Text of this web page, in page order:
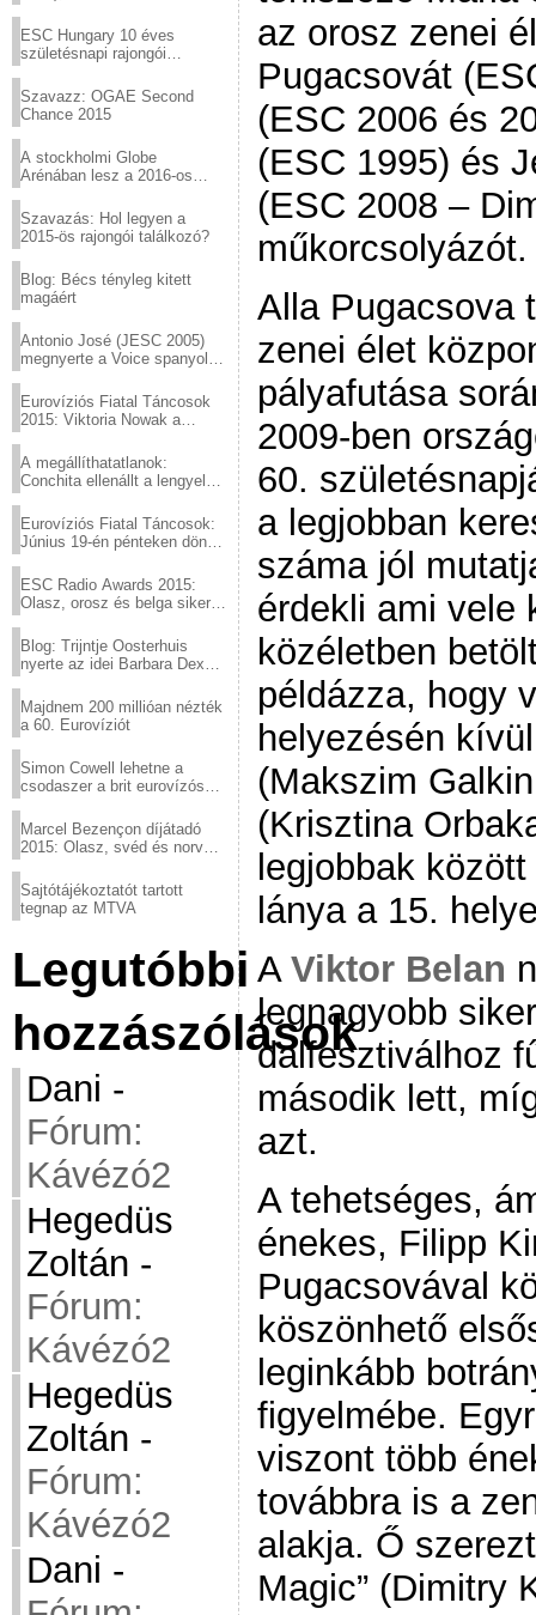
sztárjai a Margitszigeten
ESC Hungary 10 éves
születésnapi rajongói
Szavazz: OGAE Second
Chance 2015
A stockholmi Globe
Arénában lesz a 2016-os
Szavazás: Hol legyen a
2015-ös rajongói találkozó?
Blog: Bécs tényleg kitett
magáért
Antonio José (JESC 2005)
megnyerte a Voice spanyol
Eurovíziós Fiatal Táncosok
2015: Viktoria Nowak a
A megállíthatatlanok:
Conchita ellenállt a lengyel
Eurovíziós Fiatal Táncosok:
Június 19-én pénteken döntő
ESC Radio Awards 2015:
Olasz, orosz és belga siker,
Blog: Trijntje Oosterhuis
nyerte az idei Barbara Dex
Majdnem 200 millióan nézték
a 60. Eurovíziót
Simon Cowell lehetne a
csodaszer a brit eurovízós
Marcel Bezençon díjátadó
2015: Olasz, svéd és norvég
Sajtótájékoztatót tartott
tegnap az MTVA
Legutóbbi
hozzászólások
Dani -
Fórum:
Kávézó2
Hegedüs
Zoltán -
Fórum:
Kávézó2
Hegedüs
Zoltán -
Fórum:
Kávézó2
Dani -
az orosz zenei
Pugacsovát
(ESC 2006 és
(ESC 1995) és
(ESC 2008 –
műkorcsolyázót.
Alla Pugacsova
zenei élet
pályafutása
2009-ben
60.
a legjobban
száma jól
érdekli ami vele
közéletben
példázza, hogy
helyezésén
(Makszim
(Krisztina
legjobbak
lánya a 15.
A Viktor Belan
legnagyobb
dalfesztiválhoz
második lett,
azt.
A tehetséges,
énekes, Filipp
Pugacsovával
köszönhető
leginkább
figyelmébe.
viszont több
továbbra is a
alakja. Ő
Magic” (Dimitry